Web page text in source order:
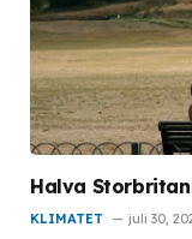
Halva
KLIMATET juli 30,